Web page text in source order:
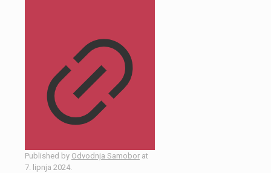
Published by Odvodnja Samobor at
7. lipnja 2024.